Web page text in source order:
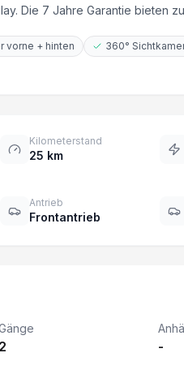
Die 7 Jahre Garantie bieten
vorne + hinten 360°
Kilometerstand
25 km
Antrieb
Frontantrieb
2 -